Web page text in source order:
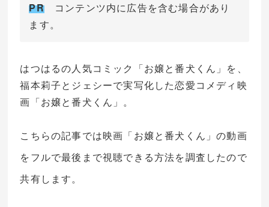
PRコンテンツ内に広告を含む場合があり
ます。
はつはるの人気コミック「お嬢と番犬くん」を、
福本莉子とジェシーで実写化した恋愛コメディ映
画「お嬢と番犬くん」。
こちらの記事では映画「お嬢と番犬くん」の動画
をフルで最後まで視聴できる方法を調査したので
共有します。